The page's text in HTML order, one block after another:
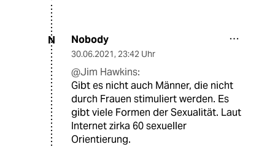
N Nobody
30.06.2021, 23:42 Uhr
@Jim Hawkins:
Gibt es nicht auch Männer, die nicht
durch Frauen stimuliert werden. Es
gibt viele Formen der Sexualität. Laut
Internet zirka 60 sexueller
Orientierung.